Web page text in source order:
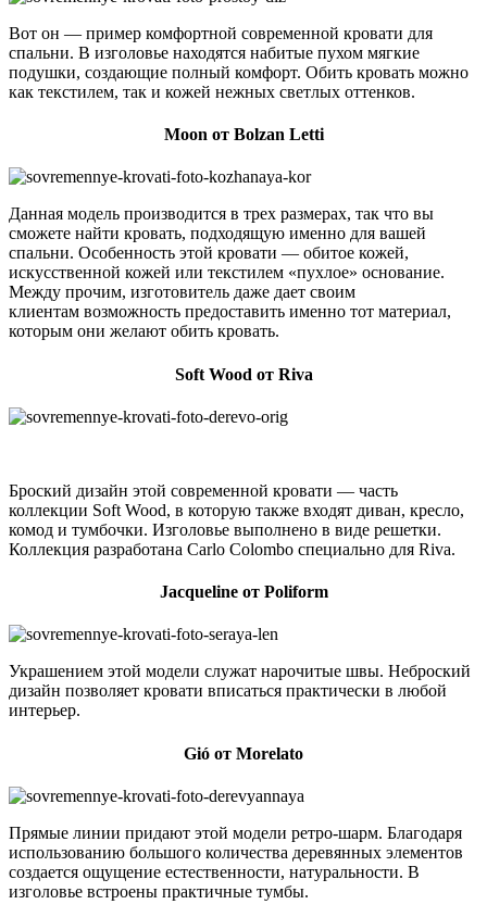
Вот он — пример комфортной современной кровати для
спальни. В изголовье находятся набитые пухом мягкие
подушки, создающие полный комфорт. Обить кровать можно
как текстилем, так и кожей нежных светлых оттенков.
Moon от Bolzan Letti
Данная модель производится в трех размерах, так что вы
сможете найти кровать, подходящую именно для вашей
спальни. Особенность этой кровати — обитое кожей,
искусственной кожей или текстилем «пухлое» основание.
Между прочим, изготовитель даже дает своим
клиентам возможность предоставить именно тот материал,
которым они желают обить кровать.
Soft Wood от Riva
Броский дизайн этой современной кровати — часть
коллекции Soft Wood, в которую также входят диван, кресло,
комод и тумбочки. Изголовье выполнено в виде решетки.
Коллекция разработана Carlo Colombo специально для Riva.
Jacqueline от Poliform
Украшением этой модели служат нарочитые швы. Неброский
дизайн позволяет кровати вписаться практически в любой
интерьер.
Gió от Morelato
Прямые линии придают этой модели ретро-шарм. Благодаря
использованию большого количества деревянных элементов
создается ощущение естественности, натуральности. В
изголовье встроены практичные тумбы.